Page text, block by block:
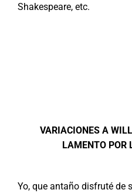
Shakespeare, etc.
VARIACIONES A
LAMENTO POR
Yo, que antaño disfruté de